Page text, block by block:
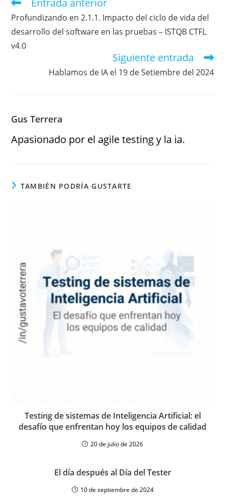
Entrada anterior
Profundizando en 2.1.1. Impacto del ciclo de vida del
desarrollo del software en las pruebas – ISTQB CTFL
v4.0
Siguiente entrada
Hablamos de IA el 19 de Setiembre del 2024
Gus Terrera
Apasionado por el agile testing y la ia.
TAMBIÉN PODRÍA GUSTARTE
Testing de sistemas de Inteligencia Artificial: el
desafío que enfrentan hoy los equipos de calidad
20 de julio de 2026
El día después al Día del Tester
10 de septiembre de 2024